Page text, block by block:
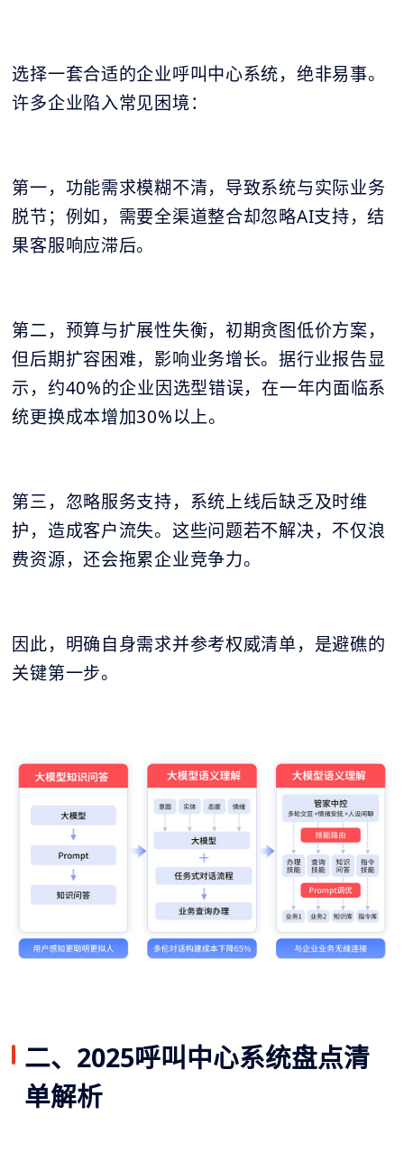
选择一套合适的企业呼叫中心系统，绝非易事。
许多企业陷入常见困境：
第一，功能需求模糊不清，导致系统与实际业务
脱节；例如，需要全渠道整合却忽略AI支持，结
果客服响应滞后。
第二，预算与扩展性失衡，初期贪图低价方案，
但后期扩容困难，影响业务增长。据行业报告显
示，约40%的企业因选型错误，在一年内面临系
统更换成本增加30%以上。
第三，忽略服务支持，系统上线后缺乏及时维
护，造成客户流失。这些问题若不解决，不仅浪
费资源，还会拖累企业竞争力。
因此，明确自身需求并参考权威清单，是避礁的
关键第一步。
二、2025呼叫中心系统盘点清
单解析